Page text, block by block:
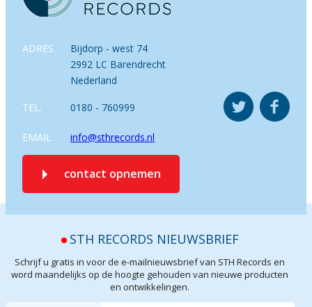
ADRES
Bijdorp - west 74
2992 LC Barendrecht
Nederland
TEL. 0180 - 760999
EMAIL info@sthrecords.nl
contact opnemen
STH RECORDS NIEUWSBRIEF
Schrijf u gratis in voor de e-mailnieuwsbrief van STH Records en
word maandelijks op de hoogte gehouden van nieuwe producten
en ontwikkelingen.